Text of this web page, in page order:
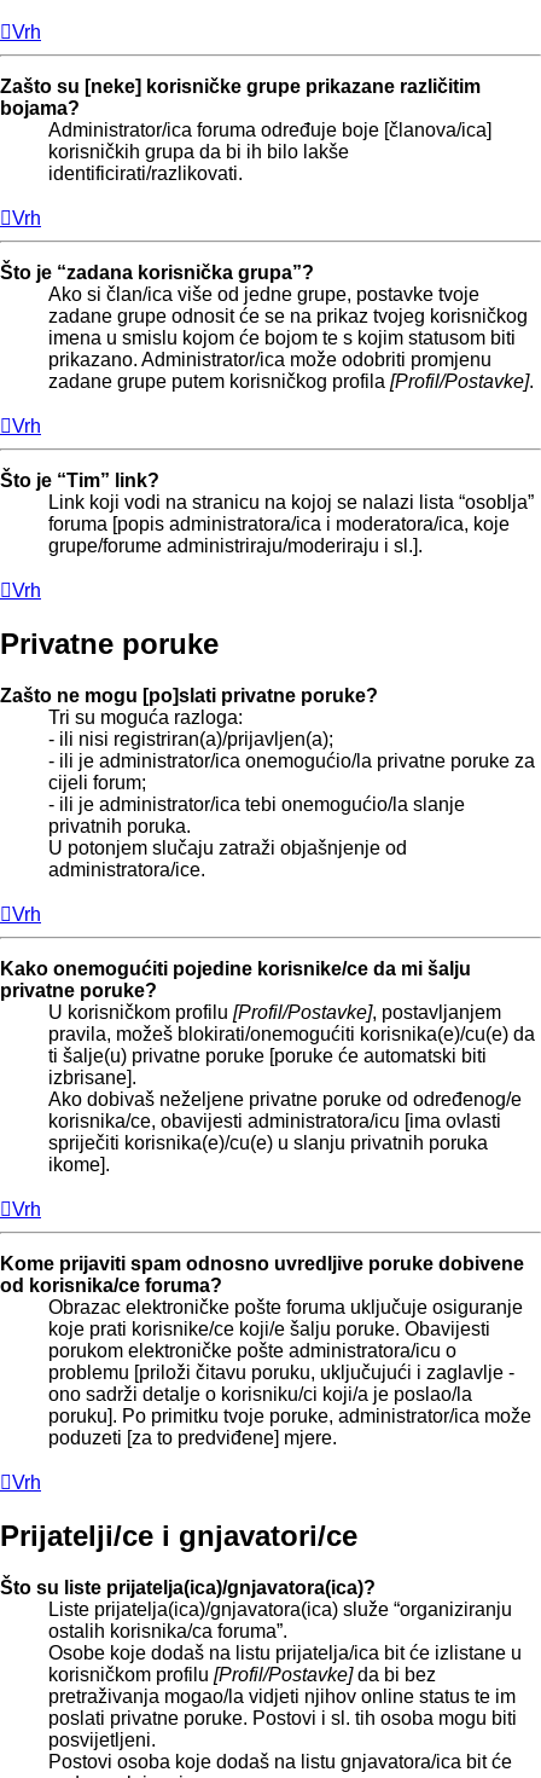
Vrh
Zašto su [neke] korisničke grupe prikazane različitim
bojama?
Administrator/ica foruma određuje boje [članova/ica]
korisničkih grupa da bi ih bilo lakše
identificirati/razlikovati.
Vrh
Što je “zadana korisnička grupa”?
Ako si član/ica više od jedne grupe, postavke tvoje
zadane grupe odnosit će se na prikaz tvojeg korisničkog
imena u smislu kojom će bojom te s kojim statusom biti
prikazano. Administrator/ica može odobriti promjenu
zadane grupe putem korisničkog profila [Profil/Postavke].
Vrh
Što je “Tim” link?
Link koji vodi na stranicu na kojoj se nalazi lista “osoblja”
foruma [popis administratora/ica i moderatora/ica, koje
grupe/forume administriraju/moderiraju i sl.].
Vrh
Privatne poruke
Zašto ne mogu [po]slati privatne poruke?
Tri su moguća razloga:
- ili nisi registriran(a)/prijavljen(a);
- ili je administrator/ica onemogućio/la privatne poruke za
cijeli forum;
- ili je administrator/ica tebi onemogućio/la slanje
privatnih poruka.
U potonjem slučaju zatraži objašnjenje od
administratora/ice.
Vrh
Kako onemogućiti pojedine korisnike/ce da mi šalju
privatne poruke?
U korisničkom profilu [Profil/Postavke], postavljanjem
pravila, možeš blokirati/onemogućiti korisnika(e)/cu(e) da
ti šalje(u) privatne poruke [poruke će automatski biti
izbrisane].
Ako dobivaš neželjene privatne poruke od određenog/e
korisnika/ce, obavijesti administratora/icu [ima ovlasti
spriječiti korisnika(e)/cu(e) u slanju privatnih poruka
ikome].
Vrh
Kome prijaviti spam odnosno uvredljive poruke dobivene
od korisnika/ce foruma?
Obrazac elektroničke pošte foruma uključuje osiguranje
koje prati korisnike/ce koji/e šalju poruke. Obavijesti
porukom elektroničke pošte administratora/icu o
problemu [priloži čitavu poruku, uključujući i zaglavlje -
ono sadrži detalje o korisniku/ci koji/a je poslao/la
poruku]. Po primitku tvoje poruke, administrator/ica može
poduzeti [za to predviđene] mjere.
Vrh
Prijatelji/ce i gnjavatori/ce
Što su liste prijatelja(ica)/gnjavatora(ica)?
Liste prijatelja(ica)/gnjavatora(ica) služe “organiziranju
ostalih korisnika/ca foruma”.
Osobe koje dodaš na listu prijatelja/ica bit će izlistane u
korisničkom profilu [Profil/Postavke]da bi bez
pretraživanja mogao/la vidjeti njihov online status te im
poslati privatne poruke. Postovi i sl. tih osoba mogu biti
posvijetljeni.
Postovi osoba koje dodaš na listu gnjavatora/ica bit će